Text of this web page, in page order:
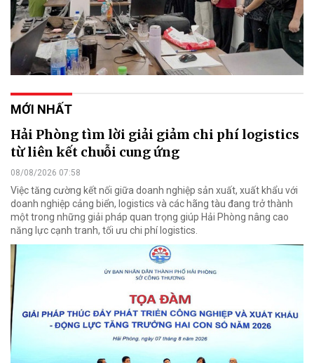
MỚI NHẤT
Hải Phòng tìm lời giải giảm chi phí logistics
từ liên kết chuỗi cung ứng
08/08/2026 07:58
Việc tăng cường kết nối giữa doanh nghiệp sản xuất, xuất khẩu với
doanh nghiệp cảng biển, logistics và các hãng tàu đang trở thành
một trong những giải pháp quan trọng giúp Hải Phòng nâng cao
năng lực cạnh tranh, tối ưu chi phí logistics.